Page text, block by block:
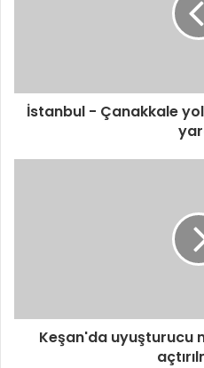
İstanbul - Çanakkale
Keşan'da uyuşturucu